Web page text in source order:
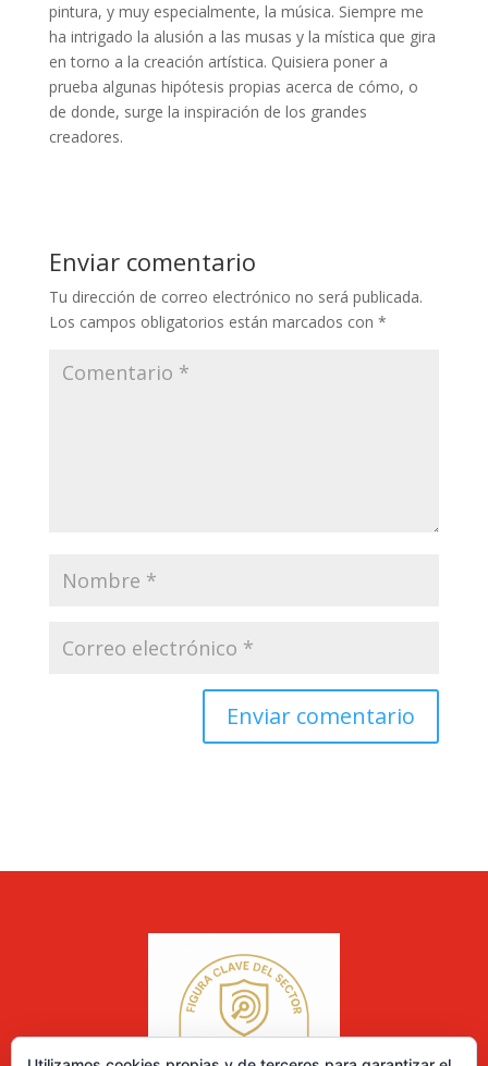
pintura, y muy especialmente, la música. Siempre me
ha intrigado la alusión a las musas y la mística que gira
en torno a la creación artística. Quisiera poner a
prueba algunas hipótesis propias acerca de cómo, o
de donde, surge la inspiración de los grandes
creadores.
Enviar comentario
Tu dirección de correo electrónico no será publicada.
Los campos obligatorios están marcados con *